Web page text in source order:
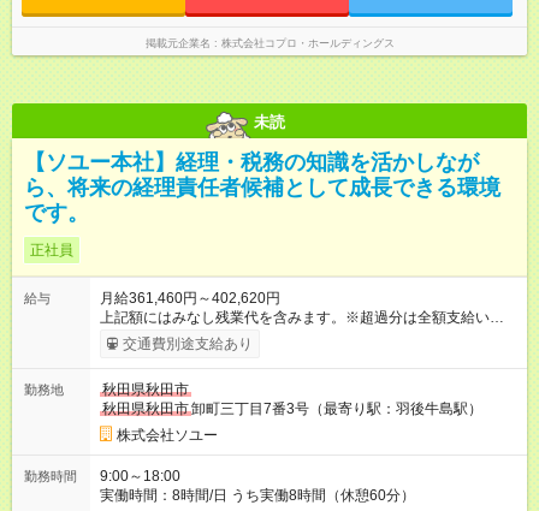
掲載元企業名 株式会社コプロ・ホールディングス
未読
【ソユー本社】経理・税務の知識を活かしなが
ら、将来の経理責任者候補として成長できる環境
です。
正社員
給与
月給361,460円～402,620円
上記額にはみなし残業代を含みます。※超過分は全額支給いたし
ます。 みなし残業代 60,000円／月 みなし残業時間 24時間／月
※給与は経験・保有資格・スキル等を鑑み決定いたします。 ※税
し残業代（月24時間分、60,000円）、地域手当（10,000円）を
含みます。※超過分は全額支給します ※試用期間は3ヶ月間とし
て、条件に変更はありません。 【試用期間】試用期間あり 試用
期間の長さ：3ヶ月 雇用形態、給与は本採用時と同じです。
交通費別途支給あり
勤務地
秋田県秋田市
秋田県秋田市卸町三丁目7番3号（最寄り駅：羽後牛島駅）
株式会社ソユー
勤務時間
9:00～18:00
実働時間：8時間/日 うち実働8時間（休憩60分）